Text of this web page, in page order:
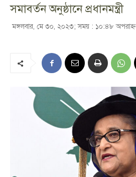
সমাবর্তন অনুষ্ঠানে প্রধানমন্ত্রী
মঙ্গলবার, মে ৩০, ২০২৩; সময় : ১০:৪৮ অপরাহ্ণ